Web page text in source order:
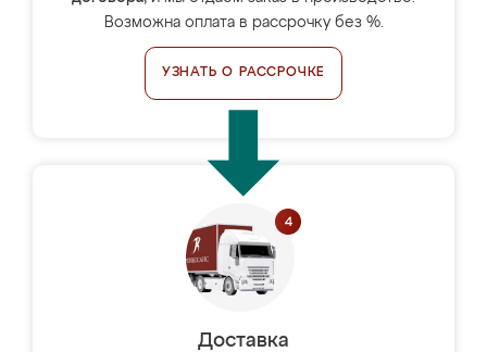
Возможна оплата в рассрочку без %.
УЗНАТЬ О РАССРОЧКЕ
Доставка